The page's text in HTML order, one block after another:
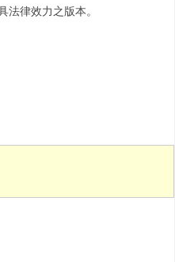
法律效力之版本。